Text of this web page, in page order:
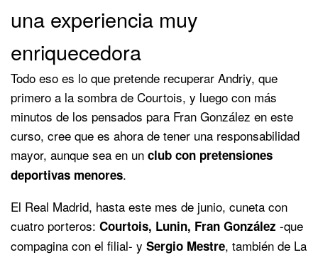
una experiencia muy
enriquecedora
Todo eso es lo que pretende recuperar Andriy, que
primero a la sombra de Courtois, y luego con más
minutos de los pensados para Fran González en este
curso, cree que es ahora de tener una responsabilidad
mayor, aunque sea en un club con pretensiones
deportivas menores.
El Real Madrid, hasta este mes de junio, cuneta con
cuatro porteros: Courtois, Lunin, Fran González -que
compagina con el filial- y Sergio Mestre, también de La